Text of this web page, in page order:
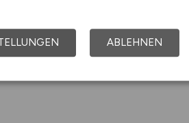
inspirieren. Umso
ist. Wir unterstützen
Empfehlungen und
ABLEHNEN